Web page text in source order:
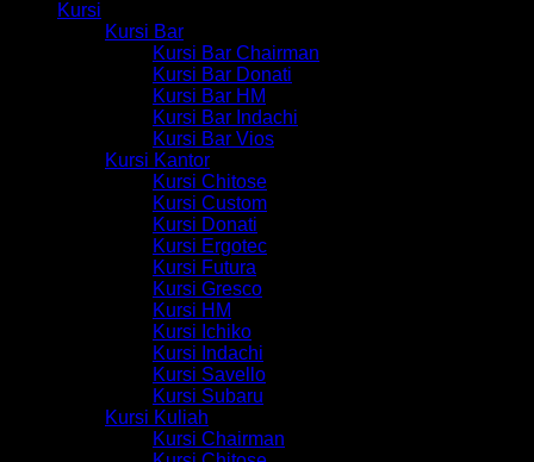
Kursi
Kursi Bar
Kursi Bar Chairman
Kursi Bar Donati
Kursi Bar HM
Kursi Bar Indachi
Kursi Bar Vios
Kursi Kantor
Kursi Chitose
Kursi Custom
Kursi Donati
Kursi Ergotec
Kursi Futura
Kursi Gresco
Kursi HM
Kursi Ichiko
Kursi Indachi
Kursi Savello
Kursi Subaru
Kursi Kuliah
Kursi Chairman